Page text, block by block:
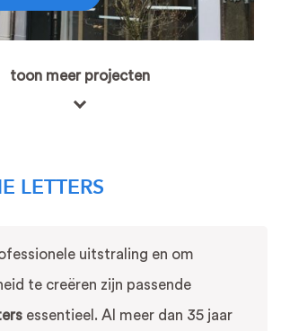
toon meer projecten
LETTERS
uitstraling en om
te creëren zijn passende
essentieel. Al meer dan 35 jaar